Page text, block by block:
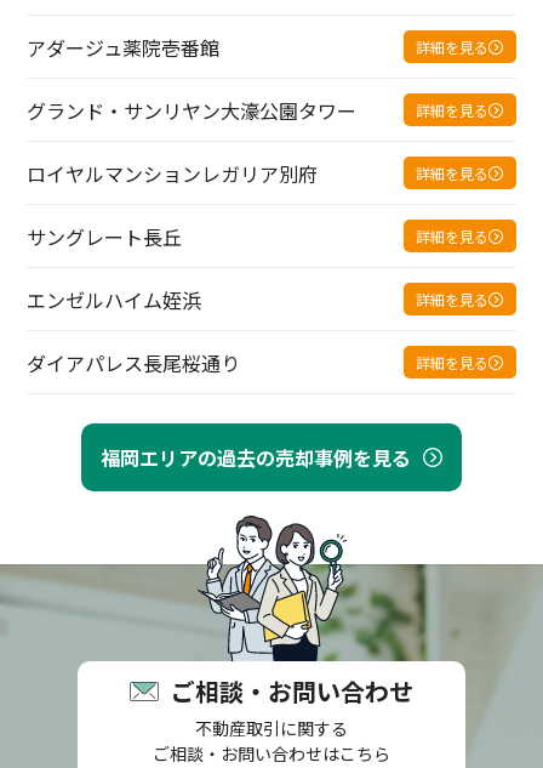
福岡エリアの過去の売却事例を見る
アダージュ薬院壱番館 詳細を見る
グランド・サンリヤン大濠公園タワー 詳細を見る
ロイヤルマンションレガリア別府 詳細を見る
サングレート長丘 詳細を見る
エンゼルハイム姪浜 詳細を見る
ダイアパレス長尾桜通り 詳細を見る
ご相談・お問い合わせ
不動産取引に関する
ご相談・お問い合わせはこちら